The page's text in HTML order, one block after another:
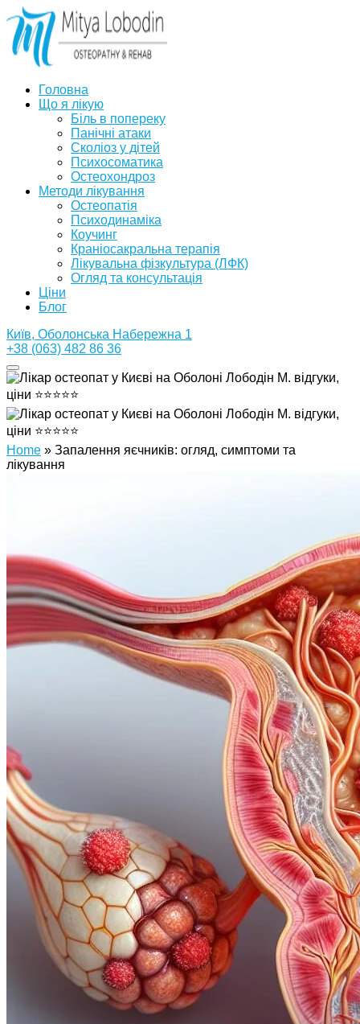
Головна
Що я лікую
Біль в попереку
Панічні атаки
Сколіоз у дітей
Психосоматика
Остеохондроз
Методи лікування
Остеопатія
Психодинаміка
Коучинг
Краніосакральна терапія
Лікувальна фізкультура (ЛФК)
Огляд та консультація
Ціни
Блог
Київ, Оболонська Набережна 1
+38 (063) 482 86 36
Home » Запалення яєчників: огляд, симптоми та
лікування